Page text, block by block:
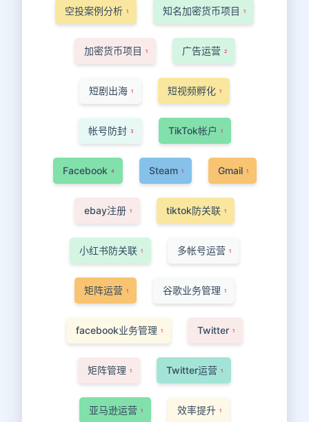
空投案例分析 1 知名加密货币项目 1
加密货币项目 1 广告运营 2
短剧出海 1 短视频孵化 1
帐号防封 3 TikTok帐户 1
Facebook 4 Steam 1 Gmail 1
ebay注册 1 tiktok防关联 1
小红书防关联 1 多帐号运营 1
矩阵运营 1 谷歌业务管理 1
facebook业务管理 1 Twitter 1
矩阵管理 1 Twitter运营 1
亚马逊运营 1 效率提升 1